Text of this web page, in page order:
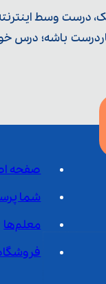
درست وسط
باشه؛ درس
صفحه
شما
معلم‌ها